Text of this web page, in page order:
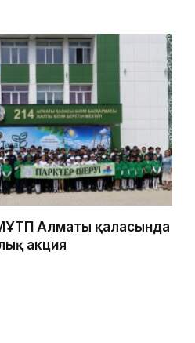
Алматы қаласында
акция